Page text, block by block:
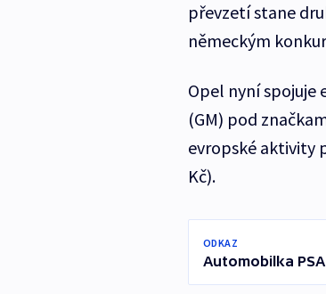
převzetí stane
německým
Opel nyní spojuje
(GM) pod
evropské aktivity
Kč).
ODKAZ
Automobilka